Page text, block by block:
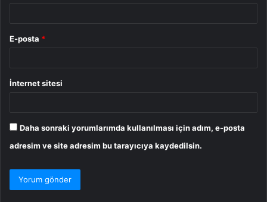
E-posta *
İnternet sitesi
Daha sonraki yorumlarımda kullanılması için adım, e-posta
adresim ve site adresim bu tarayıcıya kaydedilsin.